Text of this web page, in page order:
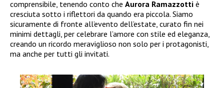
comprensibile, tenendo conto che Aurora Ramazzotti è
cresciuta sotto i riflettori da quando era piccola. Siamo
sicuramente di fronte all’evento dell’estate, curato fin nei
minimi dettagli, per celebrare l’amore con stile ed eleganza,
creando un ricordo meraviglioso non solo per i protagonisti,
ma anche per tutti gli invitati.